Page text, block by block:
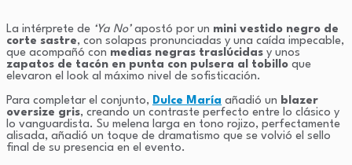
La intérprete de ‘Ya No’apostó por un mini vestido negro de
corte sastre, con solapas pronunciadas y una caída impecable,
que acompañó con medias negras traslúcidas y unos
zapatos de tacón en punta con pulsera al tobillo que
elevaron el look al máximo nivel de sofisticación.
Para completar el conjunto, Dulce María añadió un blazer
oversize gris, creando un contraste perfecto entre lo clásico y
lo vanguardista. Su melena larga en tono rojizo, perfectamente
alisada, añadió un toque de dramatismo que se volvió el sello
final de su presencia en el evento.